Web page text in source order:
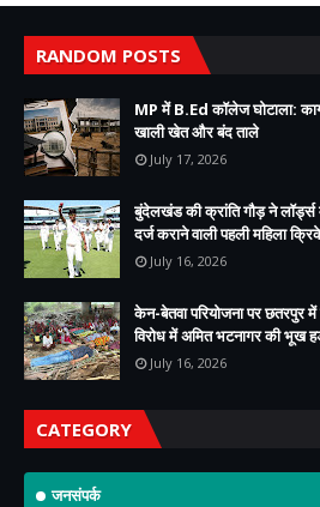
RANDOM POSTS
MP में B.Ed कॉलेज घोटाला:
खाली खेत और बंद ताले
July 17, 2026
बुंदेलखंड की क्रांति गौड़ ने लॉर्ड्स
दर्ज कराने वाली पहली महिला
July 16, 2026
केन-बेतवा परियोजना पर
विरोध में अमित भटनागर की भूख
July 16, 2026
CATEGORY
जनसंपर्क